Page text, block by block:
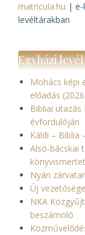
matricula.hu | e-
levéltárakban
Egyházi
Mohács képi
előadás
Bibliai utazás
évfordulóján
Káldi – Biblia
Alsó-bácskai
Nyári
Új
NKA
beszámoló